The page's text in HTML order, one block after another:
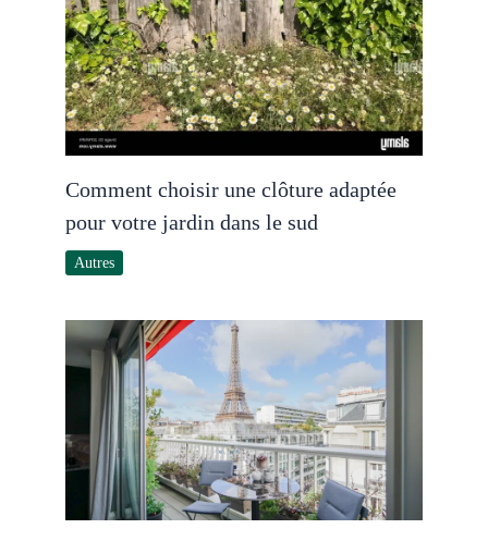
Comment choisir une clôture adaptée
pour votre jardin dans le sud
Autres